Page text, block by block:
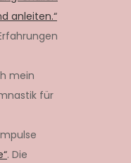
anleiten.“
mein
für
. Die